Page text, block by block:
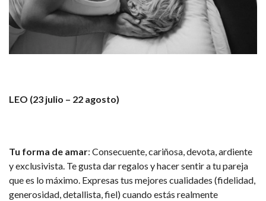
LEO (23 julio – 22 agosto)
Tu forma de amar: Consecuente, cariñosa, devota, ardiente
y exclusivista. Te gusta dar regalos y hacer sentir a tu pareja
que es lo máximo. Expresas tus mejores cualidades (fidelidad,
generosidad, detallista, fiel) cuando estás realmente